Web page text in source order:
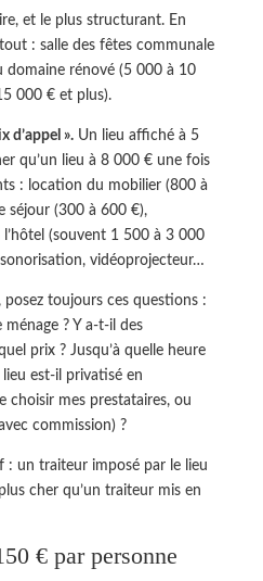
et le plus structurant. En
: salle des fêtes communale
domaine rénové (5 000 à 10
000 € et plus).
d’appel ».Un lieu affiché à 5
qu’un lieu à 8 000 € une fois
: location du mobilier (800 à
séjour (300 à 600 €),
(souvent 1 500 à 3 000
vidéoprojecteur…
toujours ces questions :
ménage ? Y a-t-il des
prix ? Jusqu’à quelle heure
est-il privatisé en
choisir mes prestataires, ou
commission) ?
: un traiteur imposé par le lieu
cher qu’un traiteur mis en
€ par personne